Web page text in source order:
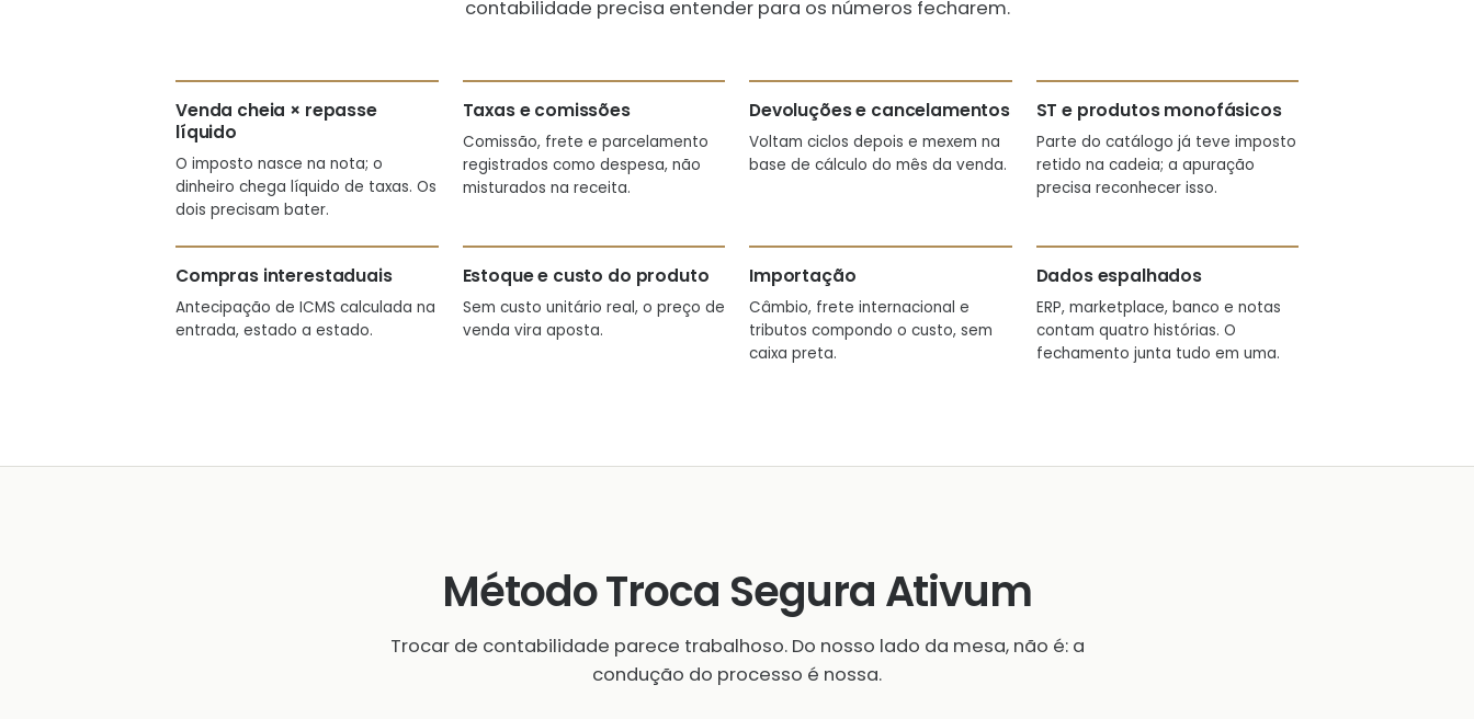
contabilidade precisa entender para os números fecharem.
Venda cheia × repasse
líquido
O imposto nasce na nota; o
dinheiro chega líquido de taxas. Os
dois precisam bater.
Taxas e comissões
Comissão, frete e parcelamento
registrados como despesa, não
misturados na receita.
Devoluções e cancelamentos
Voltam ciclos depois e mexem na
base de cálculo do mês da venda.
ST e produtos monofásicos
Parte do catálogo já teve imposto
retido na cadeia; a apuração
precisa reconhecer isso.
Compras interestaduais
Antecipação de ICMS calculada na
entrada, estado a estado.
Estoque e custo do produto
Sem custo unitário real, o preço de
venda vira aposta.
Importação
Câmbio, frete internacional e
tributos compondo o custo, sem
caixa preta.
Dados espalhados
ERP, marketplace, banco e notas
contam quatro histórias. O
fechamento junta tudo em uma.
Método Troca Segura Ativum
Trocar de contabilidade parece trabalhoso. Do nosso lado da mesa, não é: a
condução do processo é nossa.